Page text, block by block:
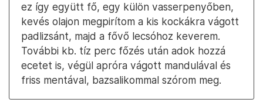
ez így együtt fő, egy külön vasserpenyőben,
kevés olajon megpirítom a kis kockákra vágott
padlizsánt, majd a fővő lecsóhoz keverem.
További kb. tíz perc főzés után adok hozzá
ecetet is, végül apróra vágott mandulával és
friss mentával, bazsalikommal szórom meg.